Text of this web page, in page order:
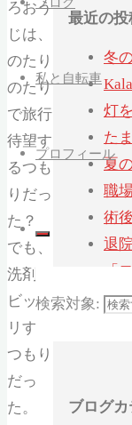
私と自転車
プロフィール
検索対象:
ろおう
じは、
のたり
のたり
で旅行
待望す
るつも
りだっ
た？
でも、
洗剤が
ビック
リする
つもり
だっ
た。
最近の
冬
灯
た
夏
職
術
退
「
行
ブログ